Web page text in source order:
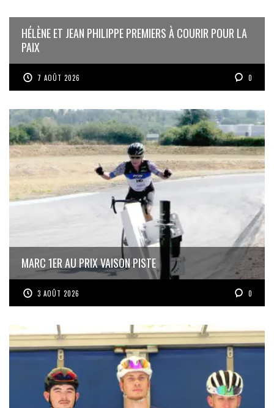
HÉLÈNE ET JEAN PHILIPPE PREMIERS À COURIR POUR LA
PAIX
7 AOÛT 2026 0
MARC 1ER AU PRIX VAISON PISTE
3 AOÛT 2026 0